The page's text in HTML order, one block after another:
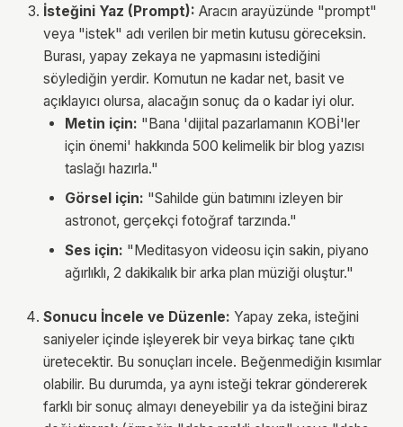
İsteğini Yaz (Prompt): Aracın arayüzünde "prompt"
veya "istek" adı verilen bir metin kutusu göreceksin.
Burası, yapay zekaya ne yapmasını istediğini
söylediğin yerdir. Komutun ne kadar net, basit ve
açıklayıcı olursa, alacağın sonuç da o kadar iyi olur.
Metin için: "Bana 'dijital pazarlamanın KOBİ'ler
için önemi' hakkında 500 kelimelik bir blog yazısı
taslağı hazırla."
Görsel için: "Sahilde gün batımını izleyen bir
astronot, gerçekçi fotoğraf tarzında."
Ses için: "Meditasyon videosu için sakin, piyano
ağırlıklı, 2 dakikalık bir arka plan müziği oluştur."
Sonucu İncele ve Düzenle: Yapay zeka, isteğini
saniyeler içinde işleyerek bir veya birkaç tane çıktı
üretecektir. Bu sonuçları incele. Beğenmediğin kısımlar
olabilir. Bu durumda, ya aynı isteği tekrar göndererek
farklı bir sonuç almayı deneyebilir ya da isteğini biraz